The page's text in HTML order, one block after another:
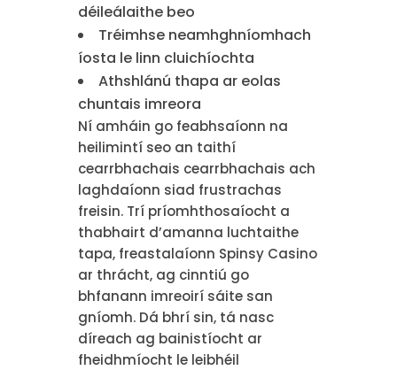
déileálaithe beo
Tréimhse neamhghníomhach
íosta le linn cluichíochta
Athshlánú thapa ar eolas
chuntais imreora
Ní amháin go feabhsaíonn na
heilimintí seo an taithí
cearrbhachais cearrbhachais ach
laghdaíonn siad frustrachas
freisin. Trí príomhthosaíocht a
thabhairt d’amanna luchtaithe
tapa, freastalaíonn Spinsy Casino
ar thrácht, ag cinntiú go
bhfanann imreoirí sáite san
gníomh. Dá bhrí sin, tá nasc
díreach ag bainistíocht ar
fheidhmíocht le leibhéil